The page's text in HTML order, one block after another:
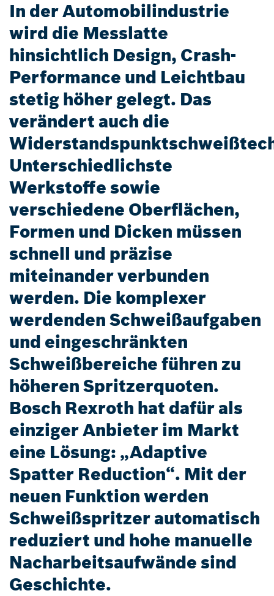
In der Automobilindustrie
wird die Messlatte
hinsichtlich Design, Crash-
Performance und Leichtbau
stetig höher gelegt. Das
verändert auch die
Unterschiedlichste
Werkstoffe sowie
verschiedene Oberflächen,
Formen und Dicken müssen
schnell und präzise
miteinander verbunden
werden. Die komplexer
werdenden Schweißaufgaben
und eingeschränkten
Schweißbereiche führen zu
höheren Spritzerquoten.
Bosch Rexroth hat dafür als
einziger Anbieter im Markt
eine Lösung: „Adaptive
Spatter Reduction“. Mit der
neuen Funktion werden
Schweißspritzer automatisch
reduziert und hohe manuelle
Nacharbeitsaufwände sind
Geschichte.